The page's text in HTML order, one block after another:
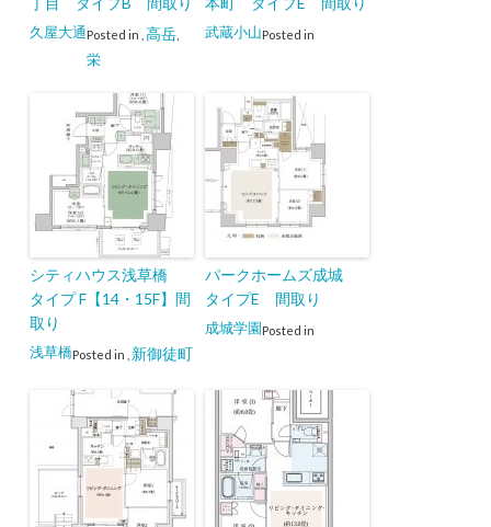
Posted in
久屋大通 高岳,
栄
Posted in
武蔵小山
シティハウス浅草橋
タイプ F【14・15F】間
取り
Posted in
浅草橋 新御徒町
パークホームズ成城
タイプE 間取り
Posted in
成城学園